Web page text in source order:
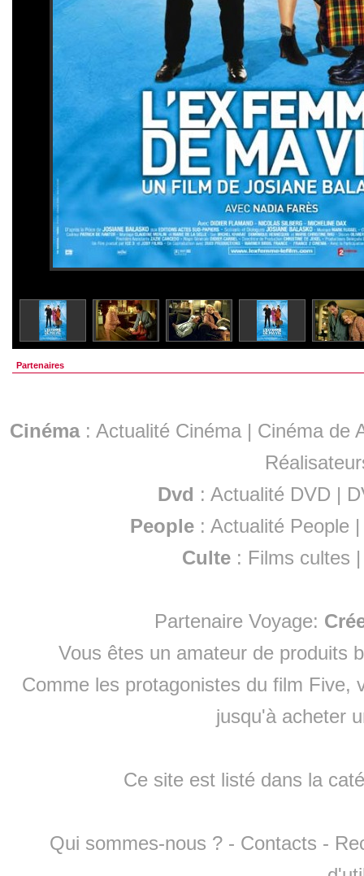
Partenaires
Cinéma: Actualité Cinéma | Cinéma de
Dvd : Actualité DVD |
People :Actualité People
Culte : Films cultes
Partenaire Voyage:
Vous êtes un amateur de produits
Comme les protagonistes du film Five,
jusqu'à acheter
Ce site est listé dans la
Qui sommes-nous ? - Contacts -